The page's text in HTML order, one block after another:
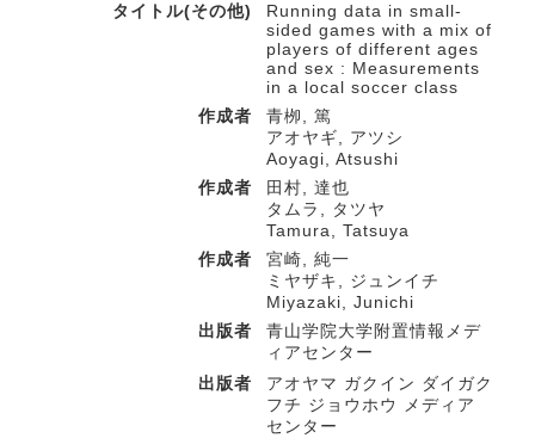
タイトル(その他)
Running data in small-
sided games with a mix of
players of different ages
and sex : Measurements
in a local soccer class
作成者
青栁, 篤
アオヤギ, アツシ
Aoyagi, Atsushi
作成者
田村, 達也
タムラ, タツヤ
Tamura, Tatsuya
作成者
宮崎, 純一
ミヤザキ, ジュンイチ
Miyazaki, Junichi
出版者
青山学院大学附置情報メデ
ィアセンター
出版者
アオヤマ ガクイン ダイガク
フチ ジョウホウ メディア
センター